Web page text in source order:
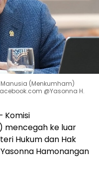
(Menkumham)
@Yasonna H.
Komisi
mencegah ke luar
Hukum dan Hak
Hamonangan